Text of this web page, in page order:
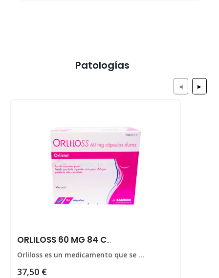
Patologías
ORLILOSS 60 MG 84 CAPS
Orliloss es un medicamento que se utiliza para ayudar a perder peso en personas que padecen obesidad.
37,50 €
◀ ▶